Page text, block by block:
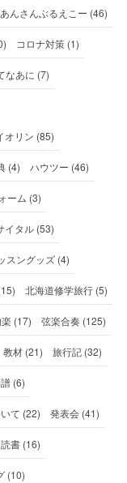
あんさんぶるえこー (46)
コロナ対策 (1)
なあに (7)
オリン (85)
(4) ハウツー (46)
ーム (3)
イタル (53)
スングッズ (4)
北海道修学旅行 (5)
(17) 弦楽合奏 (125)
教材 (21) 旅行記 (32)
(6)
て (22) 発表会 (41)
読書 (16)
(10)